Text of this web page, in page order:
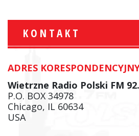
KONTAKT
ADRES
Wietrzne Radio Polski FM
P.O. BOX 34978
Chicago, IL 60634
USA